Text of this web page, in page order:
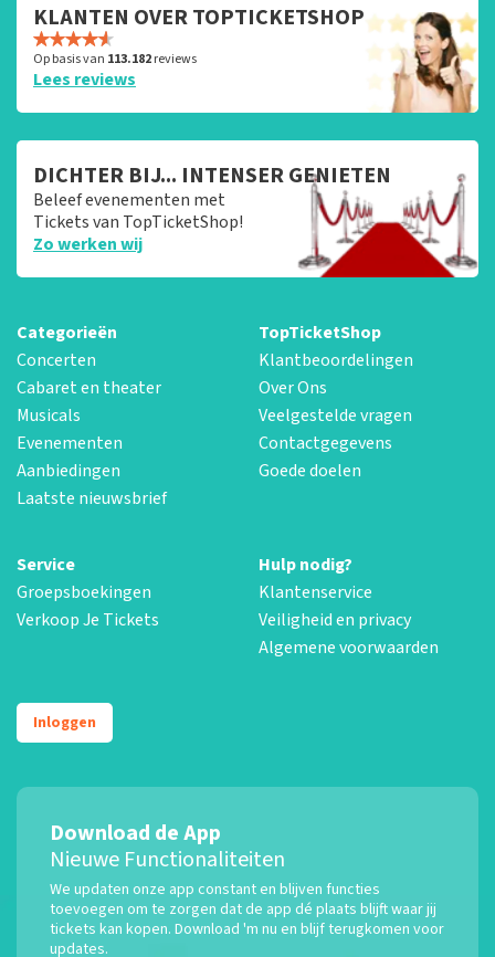
KLANTEN OVER TOPTICKETSHOP
Op basis van 113.182reviews
Lees reviews
DICHTER BIJ... INTENSER GENIETEN
Beleef evenementen met
Tickets van TopTicketShop!
Zo werken wij
Categorieën
Concerten
Cabaret en theater
Musicals
Evenementen
Aanbiedingen
Laatste nieuwsbrief
TopTicketShop
Klantbeoordelingen
Over Ons
Veelgestelde vragen
Contactgegevens
Goede doelen
Service
Groepsboekingen
Verkoop Je Tickets
Hulp nodig?
Klantenservice
Veiligheid en privacy
Algemene voorwaarden
Inloggen
Download de App
Nieuwe Functionaliteiten
We updaten onze app constant en blijven functies
toevoegen om te zorgen dat de app dé plaats blijft waar jij
tickets kan kopen. Download 'm nu en blijf terugkomen voor
updates.